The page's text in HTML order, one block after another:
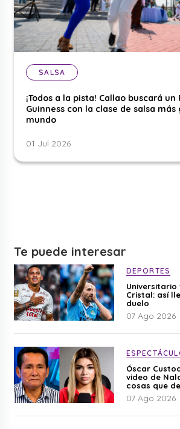
SALSA
¡Todos a la pista! Callao buscará un
Guinness con la clase de salsa
mundo
01 Jul 2026
Te puede interesar
DEPORTES
Universitario
Cristal: así
duelo
07 Ago 2026
Óscar
video de
cosas que
editado”
07 Ago 2026